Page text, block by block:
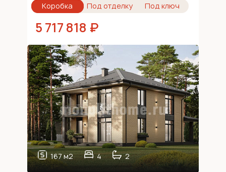
Коробка Под отделку Под ключ
5 717 818 ₽
167 м2 4 2